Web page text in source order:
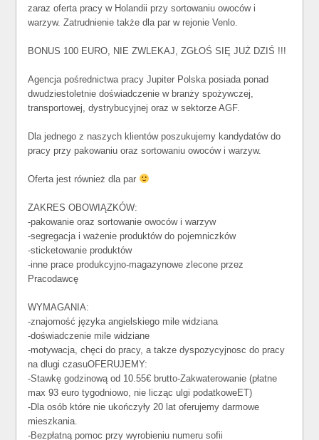
zaraz oferta pracy w Holandii przy sortowaniu owoców i
warzyw. Zatrudnienie także dla par w rejonie Venlo.
BONUS 100 EURO, NIE ZWLEKAJ, ZGŁOŚ SIĘ JUŻ DZIŚ !!!
Agencja pośrednictwa pracy Jupiter Polska posiada ponad
dwudziestoletnie doświadczenie w branży spożywczej,
transportowej, dystrybucyjnej oraz w sektorze AGF.
Dla jednego z naszych klientów poszukujemy kandydatów do
pracy przy pakowaniu oraz sortowaniu owoców i warzyw.
Oferta jest również dla par
ZAKRES OBOWIĄZKÓW:
-pakowanie oraz sortowanie owoców i warzyw
-segregacja i ważenie produktów do pojemniczków
-sticketowanie produktów
-inne prace produkcyjno-magazynowe zlecone przez
Pracodawcę
WYMAGANIA:
-znajomość języka angielskiego mile widziana
-doświadczenie mile widziane
-motywacja, chęci do pracy, a takze dyspozycyjnosc do pracy
na dlugi czasuOFERUJEMY:
-Stawkę godzinową od 10.55€ brutto-Zakwaterowanie (płatne
max 93 euro tygodniowo, nie licząc ulgi podatkoweET)
-Dla osób które nie ukończyły 20 lat oferujemy darmowe
mieszkania.
-Bezpłatną pomoc przy wyrobieniu numeru sofii